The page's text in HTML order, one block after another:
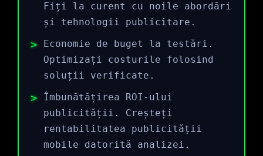
Fiți la curent cu noile abordări
și tehnologii publicitare.
Economie de buget la testări.
Optimizați costurile folosind
soluții verificate.
Îmbunătățirea ROI-ului
publicității. Creșteți
rentabilitatea publicității
mobile datorită analizei.